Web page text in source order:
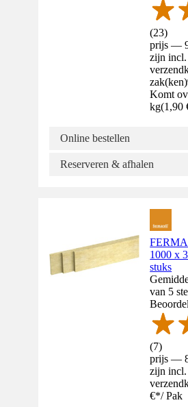
(23)
prijs —
zijn
zak(ken)
Komt
kg(1,90
Online bestellen
Reserveren & afhalen
1000 x
stuks
van 5
(7)
prijs —
zijn
€*/ Pak